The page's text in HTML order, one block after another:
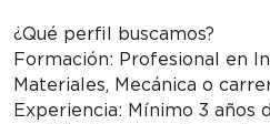
¿Qué perfil buscamos?
Formación: Profesional en
Materiales, Mecánica o
Experiencia: Mínimo 3 años